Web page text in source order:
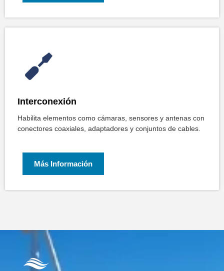
Interconexión
Habilita elementos como cámaras, sensores y antenas con
conectores coaxiales, adaptadores y conjuntos de cables.
Más Información